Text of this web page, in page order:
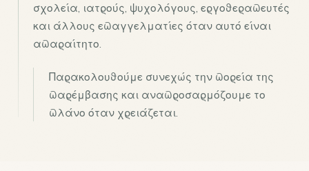
σχολεία, ιατρούς, ψυχολόγους, εργοθεραπευτές
και άλλους επαγγελματίες όταν αυτό είναι
απαραίτητο.
Παρακολουθούμε συνεχώς την πορεία της
παρέμβασης και αναπροσαρμόζουμε το
πλάνο όταν χρειάζεται.